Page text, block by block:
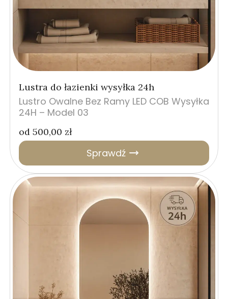
Lustra do łazienki wysyłka 24h
Lustro Owalne Bez Ramy LED COB Wysyłka
24H – Model 03
Sprawdź
od 500,00 zł